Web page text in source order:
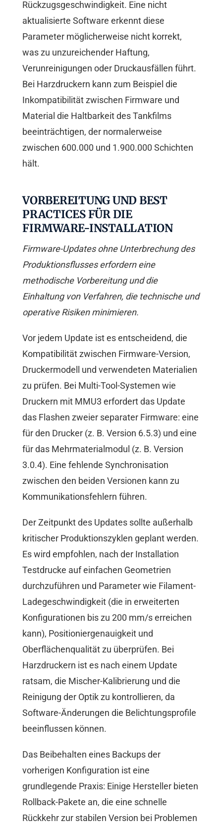
Rückzugsgeschwindigkeit. Eine nicht
aktualisierte Software erkennt diese
Parameter möglicherweise nicht korrekt,
was zu unzureichender Haftung,
Verunreinigungen oder Druckausfällen führt.
Bei Harzdruckern kann zum Beispiel die
Inkompatibilität zwischen Firmware und
Material die Haltbarkeit des Tankfilms
beeinträchtigen, der normalerweise
zwischen 600.000 und 1.900.000 Schichten
hält.
VORBEREITUNG UND BEST
PRACTICES FÜR DIE
FIRMWARE-INSTALLATION
Firmware-Updates ohne Unterbrechung des
Produktionsflusses erfordern eine
methodische Vorbereitung und die
Einhaltung von Verfahren, die technische und
operative Risiken minimieren.
Vor jedem Update ist es entscheidend, die
Kompatibilität zwischen Firmware-Version,
Druckermodell und verwendeten Materialien
zu prüfen. Bei Multi-Tool-Systemen wie
Druckern mit MMU3 erfordert das Update
das Flashen zweier separater Firmware: eine
für den Drucker (z. B. Version 6.5.3) und eine
für das Mehrmaterialmodul (z. B. Version
3.0.4). Eine fehlende Synchronisation
zwischen den beiden Versionen kann zu
Kommunikationsfehlern führen.
Der Zeitpunkt des Updates sollte außerhalb
kritischer Produktionszyklen geplant werden.
Es wird empfohlen, nach der Installation
Testdrucke auf einfachen Geometrien
durchzuführen und Parameter wie Filament-
Ladegeschwindigkeit (die in erweiterten
Konfigurationen bis zu 200 mm/s erreichen
kann), Positioniergenauigkeit und
Oberflächenqualität zu überprüfen. Bei
Harzdruckern ist es nach einem Update
ratsam, die Mischer-Kalibrierung und die
Reinigung der Optik zu kontrollieren, da
Software-Änderungen die Belichtungsprofile
beeinflussen können.
Das Beibehalten eines Backups der
vorherigen Konfiguration ist eine
grundlegende Praxis: Einige Hersteller bieten
Rollback-Pakete an, die eine schnelle
Rückkehr zur stabilen Version bei Problemen